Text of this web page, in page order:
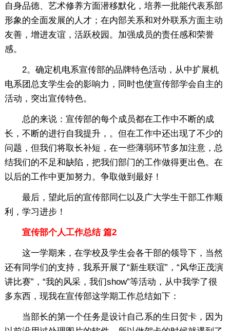
自身品德、艺术修养方面潜移默化，培养一批能代表系部
形象的全面发展的人才；在内部关系和对外联系方面主动
友善，增进友谊，活跃校园。加强成员的责任感和荣誉
感。
2。确定机电系宣传部的品牌特色活动，从中扩展机
电系团总支学生会的影响力，同时也使宣传部学会自主的
活动，突出宣传特色。
总的来说：宣传部的每个成员都在工作中不断的成
长，不断的进行自我提升，。但在工作中还出现了不少的
问题，但我们将取长补短，在一些薄弱环节多加注意，总
结我们的不足和缺陷，把我们部门的工作做得更出色。在
以后的工作中更加努力。争取做到最好！
最后，望此后的宣传部同仁以及广大学生干部工作顺
利，学习进步！
宣传部个人工作总结 篇2
这一学期来，在学校及学生会各干部的领导下，当然
还有同学们的支持，我系开展了“新生联谊”，“风华正茂演
讲比赛”，“我的风采，我们show”等活动，从中我学了很
多东西，现我在宣传部这学期工作总结如下：
当部长的第一个任务是设计自己系的生日贺卡，因为